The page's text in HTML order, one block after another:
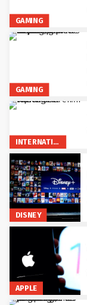
GAMING
GAMING
INTERNATIONAL
DISNEY
APPLE